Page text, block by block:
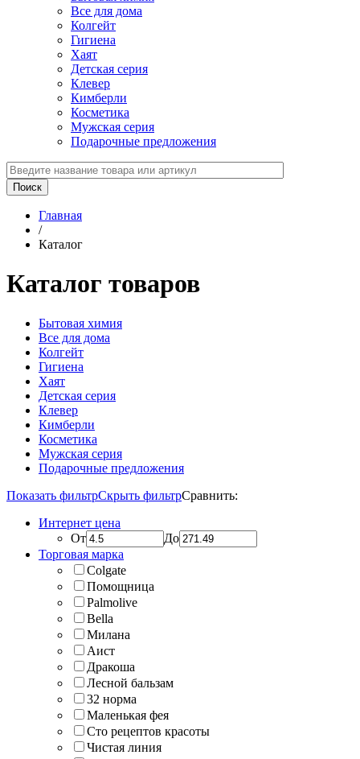
Все для дома
Колгейт
Гигиена
Хаят
Детская серия
Клевер
Кимберли
Косметика
Мужская серия
Подарочные предложения
Главная
/
Каталог
Каталог товаров
Бытовая химия
Все для дома
Колгейт
Гигиена
Хаят
Детская серия
Клевер
Кимберли
Косметика
Мужская серия
Подарочные предложения
Показать фильтрСкрыть фильтрСравнить:
Интернет цена
От
До
Торговая марка
Colgate
Помощница
Palmolive
Bella
Милана
Аист
Дракоша
Лесной бальзам
32 норма
Маленькая фея
Сто рецептов красоты
Чистая линия